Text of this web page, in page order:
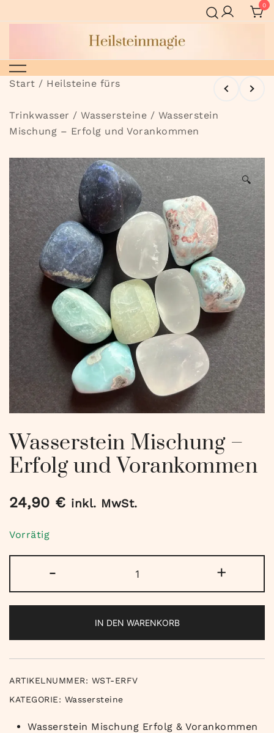
Inhalt
0
Heilsteinmagie
Start / Heilsteine fürs
Trinkwasser / Wassersteine / Wasserstein
Mischung – Erfolg und Vorankommen
🔍
Wasserstein Mischung –
Erfolg und Vorankommen
24,90 € inkl. MwSt.
Vorrätig
-
Mischung
-
und
Vorankommen
Menge
+
IN DEN WARENKORB
ARTIKELNUMMER: WST-ERFV
KATEGORIE: Wassersteine
Wasserstein Mischung Erfolg & Vorankommen